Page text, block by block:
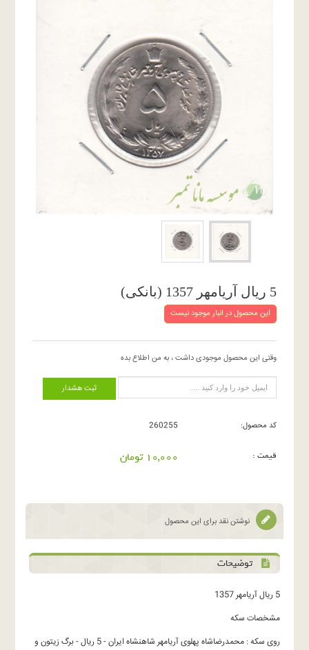
5 ریال آریامهر 1357 (بانکی)
این محصول در انبار موجود نیست
وقتی این محصول موجودی داشت ، به من اطلاع بده
ثبت هشدار
کد محصول: 260255
قیمت : 10,000 تومان
نوشتن نقد برای این محصول
توضیحات
5 ریال آریامهر 1357
مشخصات سکه
روی سکه : محمدرضاشاه پهلوی آریامهر شاهنشاه ایران - 5 ریال - برگ زیتون و